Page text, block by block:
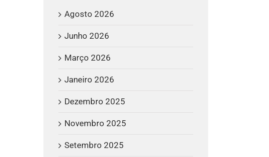
Agosto 2026
Junho 2026
Março 2026
Janeiro 2026
Dezembro 2025
Novembro 2025
Setembro 2025